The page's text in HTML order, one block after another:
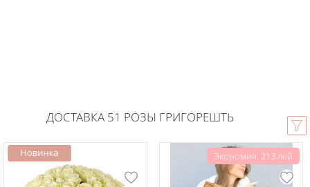
ДОСТАВКА 51 РОЗЫ ГРИГОРЕШТЬ
Экономия: 213 лей